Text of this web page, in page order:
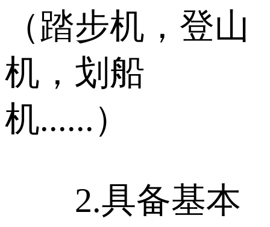
（踏步机，登山
机，划船
机......）
2.具备基本